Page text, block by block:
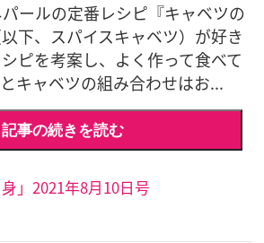
パールの定番レシピ『キャベツの
下、スパイスキャベツ）が好き
ピを考案し、よく作って食べて
キャベツの組み合わせはお...
記事の続きを読む
身」2021年8月10日号